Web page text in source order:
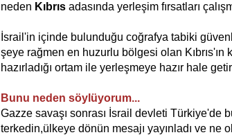
neden Kıbrısadasında yerleşim fırsatları
İsrail'in içinde bulunduğu coğrafya tabiki
şeye rağmen en huzurlu bölgesi olan Kıbrıs'ın
hazırladığı ortam ile yerleşmeye hazır hale
Bunu neden söylüyorum...
Gazze savaşı sonrası İsrail devleti Türkiye'de
terkedin,ülkeye dönün mesajı yayınladı ve ne